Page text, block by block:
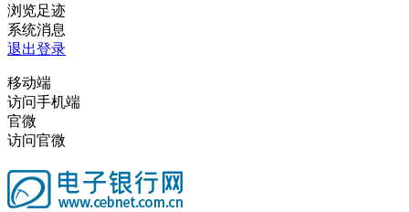
浏览足迹
系统消息
退出登录
移动端
访问手机端
官微
访问官微